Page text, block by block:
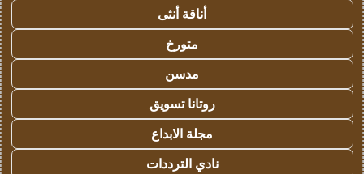
أناقة أنثى
متورخ
مدسن
روتانا تسويق
مجلة الابداع
نادي الترددات